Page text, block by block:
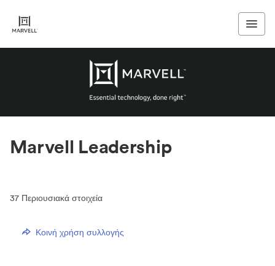
Marvell Leadership
37 Περιουσιακά στοιχεία
Κοινή χρήση συλλογής